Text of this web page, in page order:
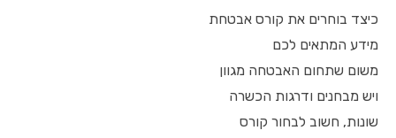
כיצד בוחרים את קורס אבטחת
מידע המתאים לכם
משום שתחום האבטחה מגוון
ויש מבחנים ודרגות הכשרה
שונות, חשוב לבחור קורס